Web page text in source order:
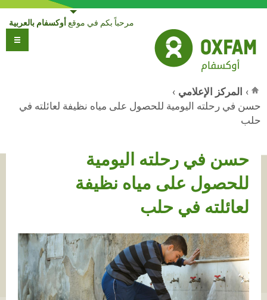
مرحباً بكم في موقع أوكسفام بالعربية
أنت هنا
› المركز الإعلامي ›
حسن في رحلته اليومية للحصول على مياه نظيفة لعائلته في
حلب
حسن في رحلته اليومية
للحصول على مياه نظيفة
لعائلته في حلب